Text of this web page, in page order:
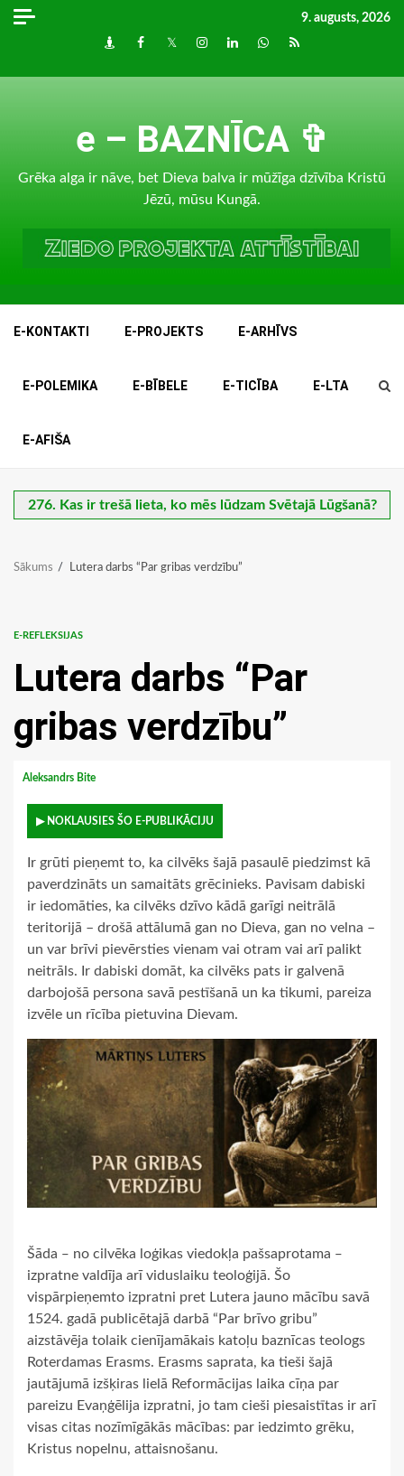
Skip
9. augusts, 2026
DraugiemFacebook
TwitterInstagram
LinkedInwhatsapp
RSS
e – BAZNĪCA ✞
Grēka alga ir nāve, bet Dieva balva ir mūžīga dzīvība Kristū
Jēzū, mūsu Kungā.
E-KONTAKTI E-PROJEKTS E-ARHĪVS
E-POLEMIKA E-BĪBELE E-TICĪBA E-LTA
E-AFIŠA
276. Kas ir trešā lieta, ko mēs lūdzam Svētajā Lūgšanā?
Sākums Lutera darbs “Par gribas verdzību”
E-REFLEKSIJAS
Lutera darbs “Par
gribas verdzību”
Aleksandrs Bite
▶ NOKLAUSIES ŠO E-PUBLIKĀCIJU
Ir grūti pieņemt to, ka cilvēks šajā pasaulē piedzimst kā
paverdzināts un samaitāts grēcinieks. Pavisam dabiski
ir iedomāties, ka cilvēks dzīvo kādā garīgi neitrālā
teritorijā – drošā attālumā gan no Dieva, gan no velna –
un var brīvi pievērsties vienam vai otram vai arī palikt
neitrāls. Ir dabiski domāt, ka cilvēks pats ir galvenā
darbojošā persona savā pestīšanā un ka tikumi, pareiza
izvēle un rīcība pietuvina Dievam.
Šāda ‒ no cilvēka loģikas viedokļa pašsaprotama ‒
izpratne valdīja arī viduslaiku teoloģijā. Šo
vispārpieņemto izpratni pret Lutera jauno mācību savā
1524. gadā publicētajā darbā “Par brīvo gribu”
aizstāvēja tolaik cienījamākais katoļu baznīcas teologs
Roterdamas Erasms. Erasms saprata, ka tieši šajā
jautājumā izšķiras lielā Reformācijas laika cīņa par
pareizu Evaņģēlija izpratni, jo tam cieši piesaistītas ir arī
visas citas nozīmīgākās mācības: par iedzimto grēku,
Kristus nopelnu, attaisnošanu.